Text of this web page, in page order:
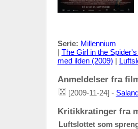
Serie: Millennium
| The Girl in the
med ilden (2009) |
Anmeldelser fra
[2009-11-24] -
Kritikkratinger fra
Luftslottet som